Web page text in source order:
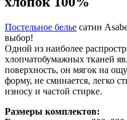
Постельное белье сатин
выбор!
Одной из наиболее
хлопчатобумажных тканей
поверхность, он мягок на
форму, не сминается, легко
износу и частой стирке.
Размеры комплектов: